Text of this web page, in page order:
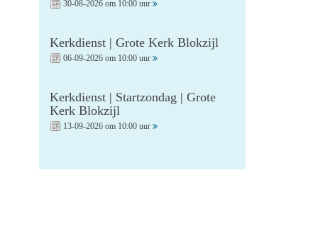
30-08-2026 om 10:00 uur
Kerkdienst | Grote Kerk Blokzijl
06-09-2026 om 10:00 uur
Kerkdienst | Startzondag | Grote
Kerk Blokzijl
13-09-2026 om 10:00 uur